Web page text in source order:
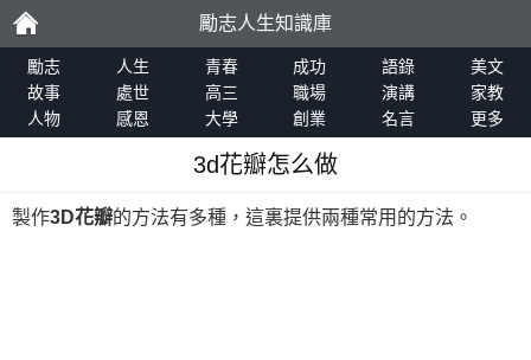
勵
志
勵志人生知識庫
勵志 人生 青春 成功 語錄
美文
故事
處世 高三 職場 演講
家教
人物
感恩 大學 創業 名言 更多
3d花瓣怎么做
製作3D花瓣的方法有多種，這裏提供兩種常用的方法。